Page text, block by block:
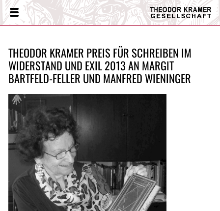
Theodor
Kramer
Menü
THEODOR KRAMER PREIS FÜR SCHREIBEN IM
WIDERSTAND UND EXIL 2013 AN MARGIT
BARTFELD-FELLER UND MANFRED WIENINGER